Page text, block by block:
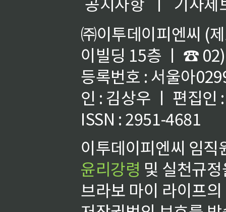
㈜이투데이피엔씨 (
이빌딩 15층 ㅣ ☎
등록번호 : 서울아
인 : 김상우 ㅣ 편집인
ISSN : 2951-4681
이투데이피엔씨 임
윤리강령 및 실천규
브라보 마이 라이프